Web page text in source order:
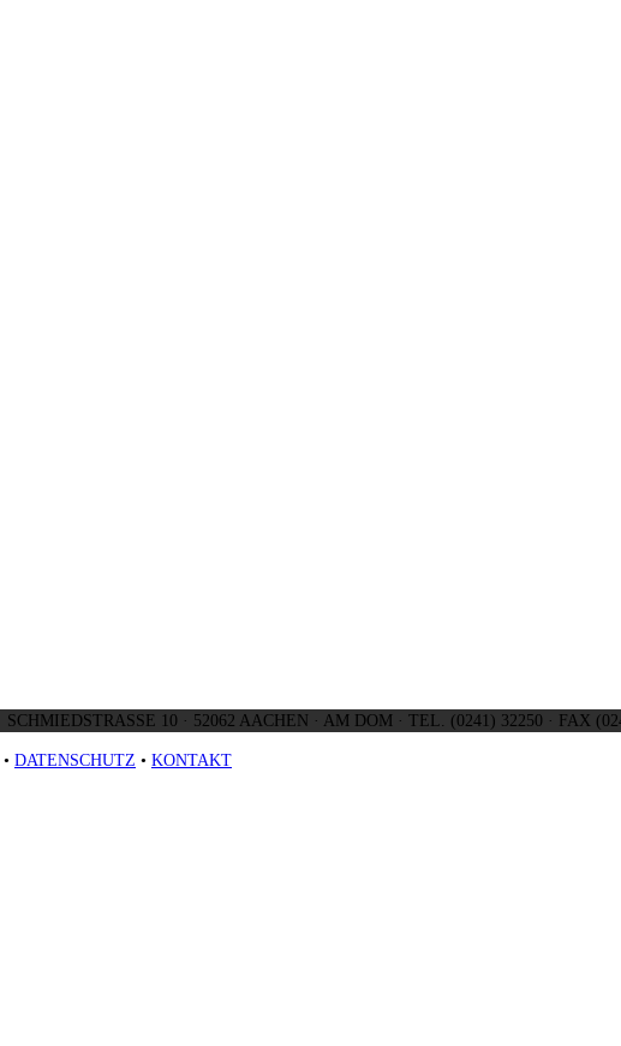
SCHMIEDSTRASSE 10 · 52062 AACHEN · AM DOM · TEL. (0241) 32250 · FAX
• DATENSCHUTZ • KONTAKT